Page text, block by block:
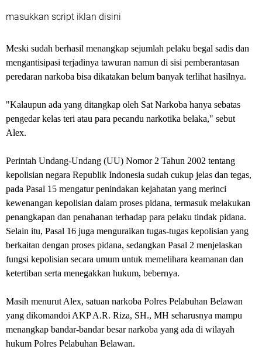
masukkan script iklan disini
Meski sudah berhasil menangkap sejumlah pelaku begal sadis dan
mengantisipasi terjadinya tawuran namun di sisi pemberantasan
peredaran narkoba bisa dikatakan belum banyak terlihat hasilnya.
"Kalaupun ada yang ditangkap oleh Sat Narkoba hanya sebatas
pengedar kelas teri atau para pecandu narkotika belaka," sebut
Alex.
Perintah Undang-Undang (UU) Nomor 2 Tahun 2002 tentang
kepolisian negara Republik Indonesia sudah cukup jelas dan tegas,
pada Pasal 15 mengatur penindakan kejahatan yang merinci
kewenangan kepolisian dalam proses pidana, termasuk melakukan
penangkapan dan penahanan terhadap para pelaku tindak pidana.
Selain itu, Pasal 16 juga menguraikan tugas-tugas kepolisian yang
berkaitan dengan proses pidana, sedangkan Pasal 2 menjelaskan
fungsi kepolisian secara umum untuk memelihara keamanan dan
ketertiban serta menegakkan hukum, bebernya.
Masih menurut Alex, satuan narkoba Polres Pelabuhan Belawan
yang dikomandoi AKP A.R. Riza, SH., MH seharusnya mampu
menangkap bandar-bandar besar narkoba yang ada di wilayah
hukum Polres Pelabuhan Belawan.